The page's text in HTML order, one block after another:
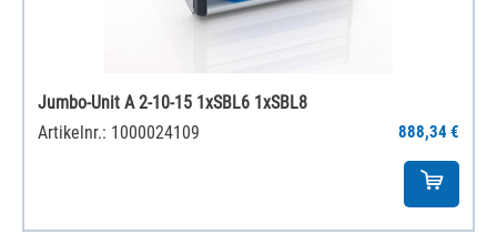
Jumbo-Unit A 2-10-15 1xSBL6 1xSBL8
Artikelnr.: 1000024109
888,34 €